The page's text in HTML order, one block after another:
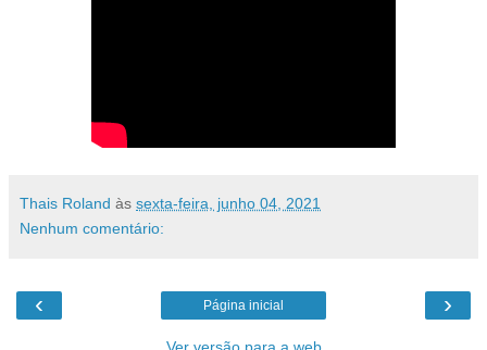
Thais Roland às sexta-feira, junho 04, 2021
Nenhum comentário:
‹ ›
Página inicial